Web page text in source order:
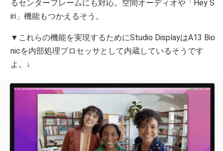
るセンターフレームにも対応。空間オーディオや「Hey S
iri」機能もつかえるそう。
▼これらの機能を実現するためにStudio DisplayはA13 Bio
nicを内部処理プロセッサとして内蔵しているそうです
よ。↓